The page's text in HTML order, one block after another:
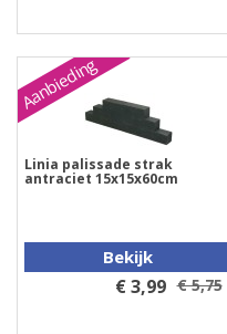
Aanbieding
Linia palissade strak
antraciet 15x15x60cm
Bekijk
€ 3,99 € 5,75